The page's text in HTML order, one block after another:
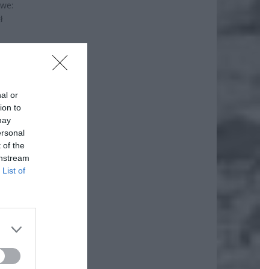
or
to
of the
List of